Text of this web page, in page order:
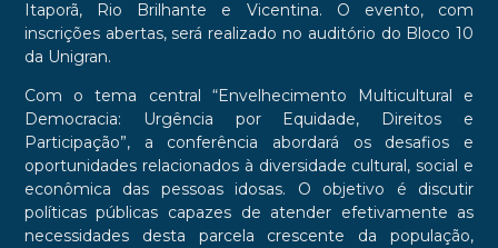
Itaporã, Rio Brilhante e Vicentina. O evento, com
inscrições abertas, será realizado no auditório do Bloco 10
da Unigran.
Com o tema central “Envelhecimento Multicultural e
Democracia: Urgência por Equidade, Direitos e
Participação”, a conferência abordará os desafios e
oportunidades relacionados à diversidade cultural, social e
econômica das pessoas idosas. O objetivo é discutir
políticas públicas capazes de atender efetivamente as
necessidades desta parcela crescente da população,